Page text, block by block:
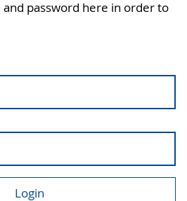
password here in order to